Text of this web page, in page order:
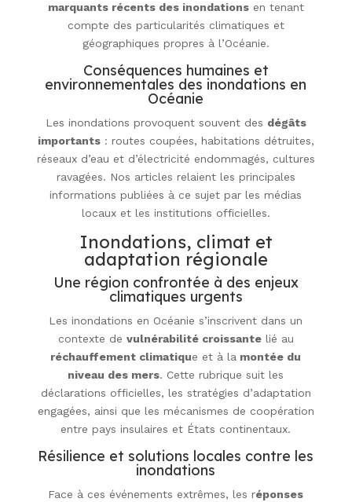
marquants récentsdes inondationsen tenant
compte des particularités climatiques et
géographiques propres à l’Océanie.
Conséquences humaines et
environnementales des inondations en
Océanie
Les inondations provoquent souvent des dégâts
importants: routes coupées, habitations détruites,
réseaux d’eau et d’électricité endommagés, cultures
ravagées. Nos articles relaient les principales
informations publiées à ce sujet par les médias
locaux et les institutions officielles.
Inondations, climat et
adaptation régionale
Une région confrontée à des enjeux
climatiques urgents
Les inondations en Océanie s’inscrivent dans un
contexte de vulnérabilité croissantelié au
réchauffement climatique et à la montée du
niveau des mers. Cette rubrique suit les
déclarations officielles, les stratégies d’adaptation
engagées, ainsi que les mécanismes de coopération
entre pays insulaires et États continentaux.
Résilience et solutions locales contre les
inondations
Face à ces événements extrêmes, les réponses